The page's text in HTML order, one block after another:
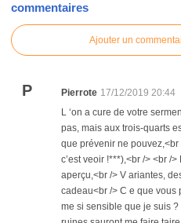
commentaires
Ajouter un
P Pierrote 17/12/2019 20:44
L ‘on a cure de votre
pas, mais aux trois-quarts
que prévenir ne
c’est veoir !***),<br /> <br /
aperçu,<br /> V ariantes,
cadeau<br /> C e que vous
me si sensible que je suis ?